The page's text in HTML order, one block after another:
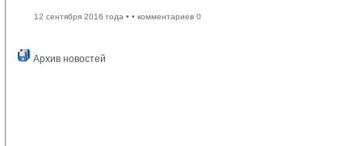
12 сентября 2016 года • • комментариев 0
Архив новостей